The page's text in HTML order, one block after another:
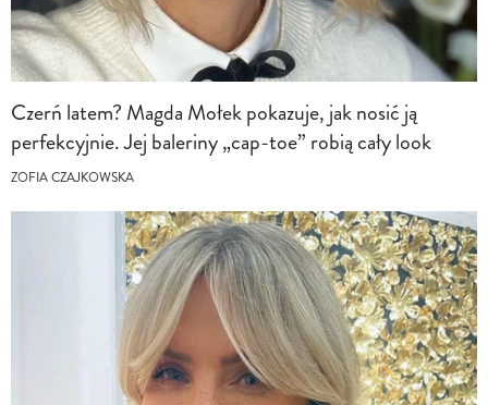
Czerń latem? Magda Mołek pokazuje, jak nosić ją
perfekcyjnie. Jej baleriny „cap-toe” robią cały look
ZOFIA CZAJKOWSKA